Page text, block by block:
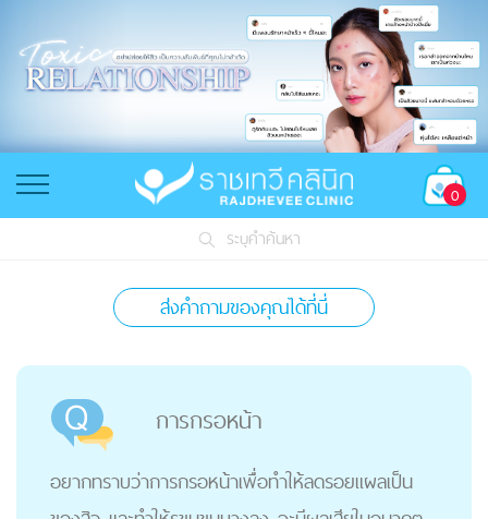
0
ระบุคำค้นหา
ส่งคำถามของคุณได้ที่นี่
การกรอหน้า
อยากทราบว่าการกรอหน้าเพื่อทำให้ลดรอยแผลเป็น